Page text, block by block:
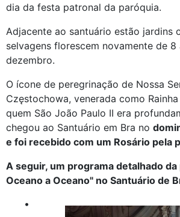
dia da festa patronal da paróquia.
Adjacente ao santuário estão jardins
selvagens florescem novamente de 8
dezembro.
O ícone de peregrinação de Nossa
Częstochowa, venerada como
quem São João Paulo II era
chegou ao Santuário em Bra no
e foi recebido com um Rosário pela
A seguir, um programa detalhado
Oceano a Oceano" no Santuário de
•